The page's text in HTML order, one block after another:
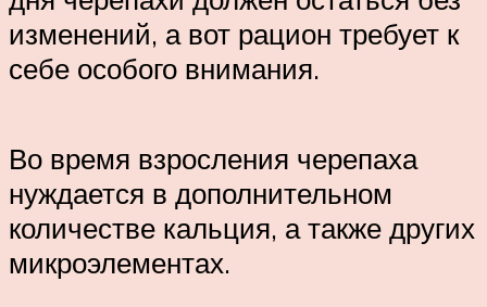
изменений, а вот рацион требует к
себе особого внимания.
Во время взросления черепаха
нуждается в дополнительном
количестве кальция, а также других
микроэлементах.